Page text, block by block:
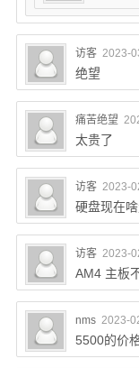
访客 2023-
绝望
痛苦绝望
太贵了
访客 2023-
硬盘现在
访客 2023-
AM4 主板
nms 2023-
5500的价